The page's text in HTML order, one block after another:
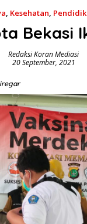
, Kesehatan,
Bekasi
Redaksi Koran Mediasi
20 September, 2021